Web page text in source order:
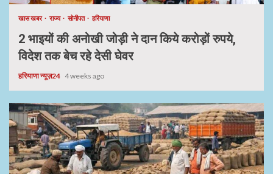
खास खबर राज्य सोनीपत हरियाणा
2 भाइयों की अनोखी जोड़ी ने दान किये करोड़ों रुपये,
विदेश तक बेच रहे देसी घेवर
हरियाणा न्यूज़24 4 weeks ago